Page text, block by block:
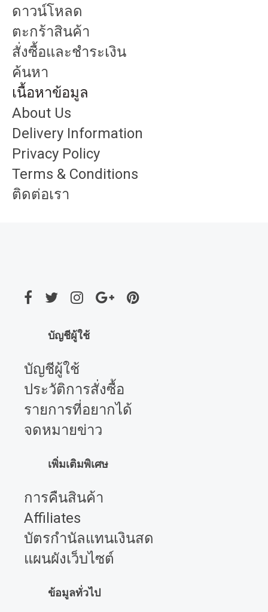
ดาวน์โหลด
ตะกร้าสินค้า
สั่งซื้อและชำระเงิน
ค้นหา
เนื้อหาข้อมูล
About Us
Delivery Information
Privacy Policy
Terms & Conditions
ติดต่อเรา
บัญชีผู้ใช้
บัญชีผู้ใช้
ประวัติการสั่งซื้อ
รายการที่อยากได้
จดหมายข่าว
เพิ่มเติมพิเศษ
การคืนสินค้า
Affiliates
บัตรกำนัลแทนเงินสด
แผนผังเว็บไซต์
ข้อมูลทั่วไป